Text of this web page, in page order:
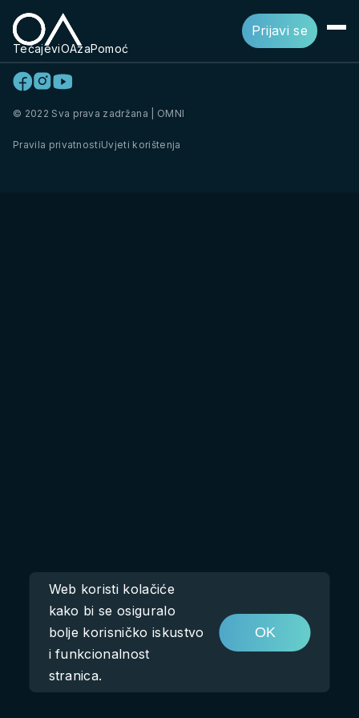
Prijavi se
Web koristi kolačiće
kako bi se osiguralo
bolje korisničko iskustvo
i funkcionalnost
stranica.
OK
TečajeviOAzaPomoć
© 2022 Sva prava zadržana | OMNI
Pravila privatnostiUvjeti korištenja